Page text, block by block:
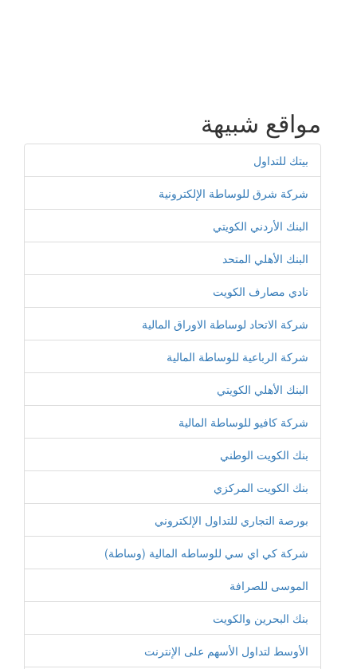
مواقع شبيهة
بيتك للتداول
شركة شرق للوساطة الإلكترونية
البنك الأردني الكويتي
البنك الأهلي المتحد
نادي مصارف الكويت
شركة الاتحاد لوساطة الاوراق المالية
شركة الرباعية للوساطة المالية
البنك الأهلي الكويتي
شركة كافيو للوساطة المالية
بنك الكويت الوطني
بنك الكويت المركزي
بورصة التجاري للتداول الإلكتروني
شركة كي اي سي للوساطه المالية (وساطة)
الموسى للصرافة
بنك البحرين والكويت
الأوسط لتداول الأسهم على الإنترنت